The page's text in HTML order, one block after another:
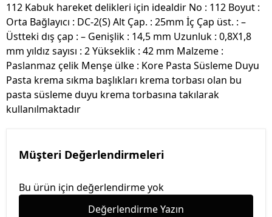
112 Kabuk hareket delikleri için idealdir No : 112 Boyut :
Orta Bağlayıcı : DC-2(S) Alt Çap. : 25mm İç Çap üst. : –
Üstteki dış çap : – Genişlik : 14,5 mm Uzunluk : 0,8X1,8
mm yıldız sayısı : 2 Yükseklik : 42 mm Malzeme :
Paslanmaz çelik Menşe ülke : Kore Pasta Süsleme Duyu
Pasta krema sıkma başlıkları krema torbası olan bu
pasta süsleme duyu krema torbasına takılarak
kullanılmaktadır
Müşteri Değerlendirmeleri
Bu ürün için değerlendirme yok
Değerlendirme Yazın